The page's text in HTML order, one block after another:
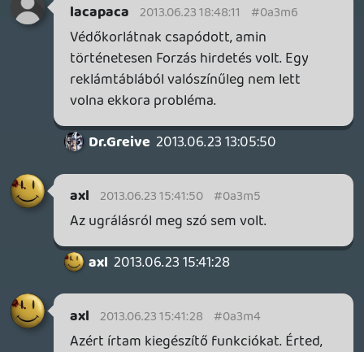
mindent elárul...E3 előtt kezdték el
akár életerő kijelzésre is lehetne használni.
Pfffff 😃 Gondolom időközben rájöttek
hogy az első körökben úgyis a hc réteg
igényük rá, főleg úgy hogy még játékot
sem tudnak felmutatni hozzá ami
figyelemfelkeltően használná is, és valami
csoda folytán (talán Nintendo? 🙂 )
lehetőségeket is. Mondjuk ez jelenleg
engem kb. annyira érdekel mint a kamera...
Meg a fene tudja még hogy az ő online
rendszerük hogyan fog működni, lehet
terveztek ők is valami
videókommunikációs lehetőséget, de
jelentős kezdeti árelőnybe kerültek. Én
nem bánom ha külön utakon járnak, mi a